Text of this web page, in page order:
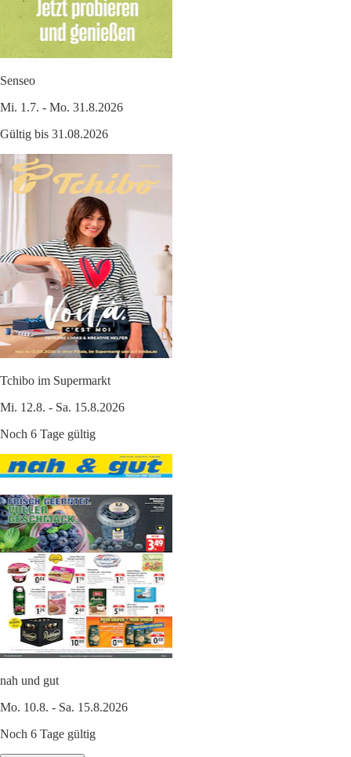
Senseo
Mi. 1.7. - Mo. 31.8.2026
Gültig bis 31.08.2026
Tchibo im Supermarkt
Mi. 12.8. - Sa. 15.8.2026
Noch 6 Tage gültig
nah und gut
Mo. 10.8. - Sa. 15.8.2026
Noch 6 Tage gültig